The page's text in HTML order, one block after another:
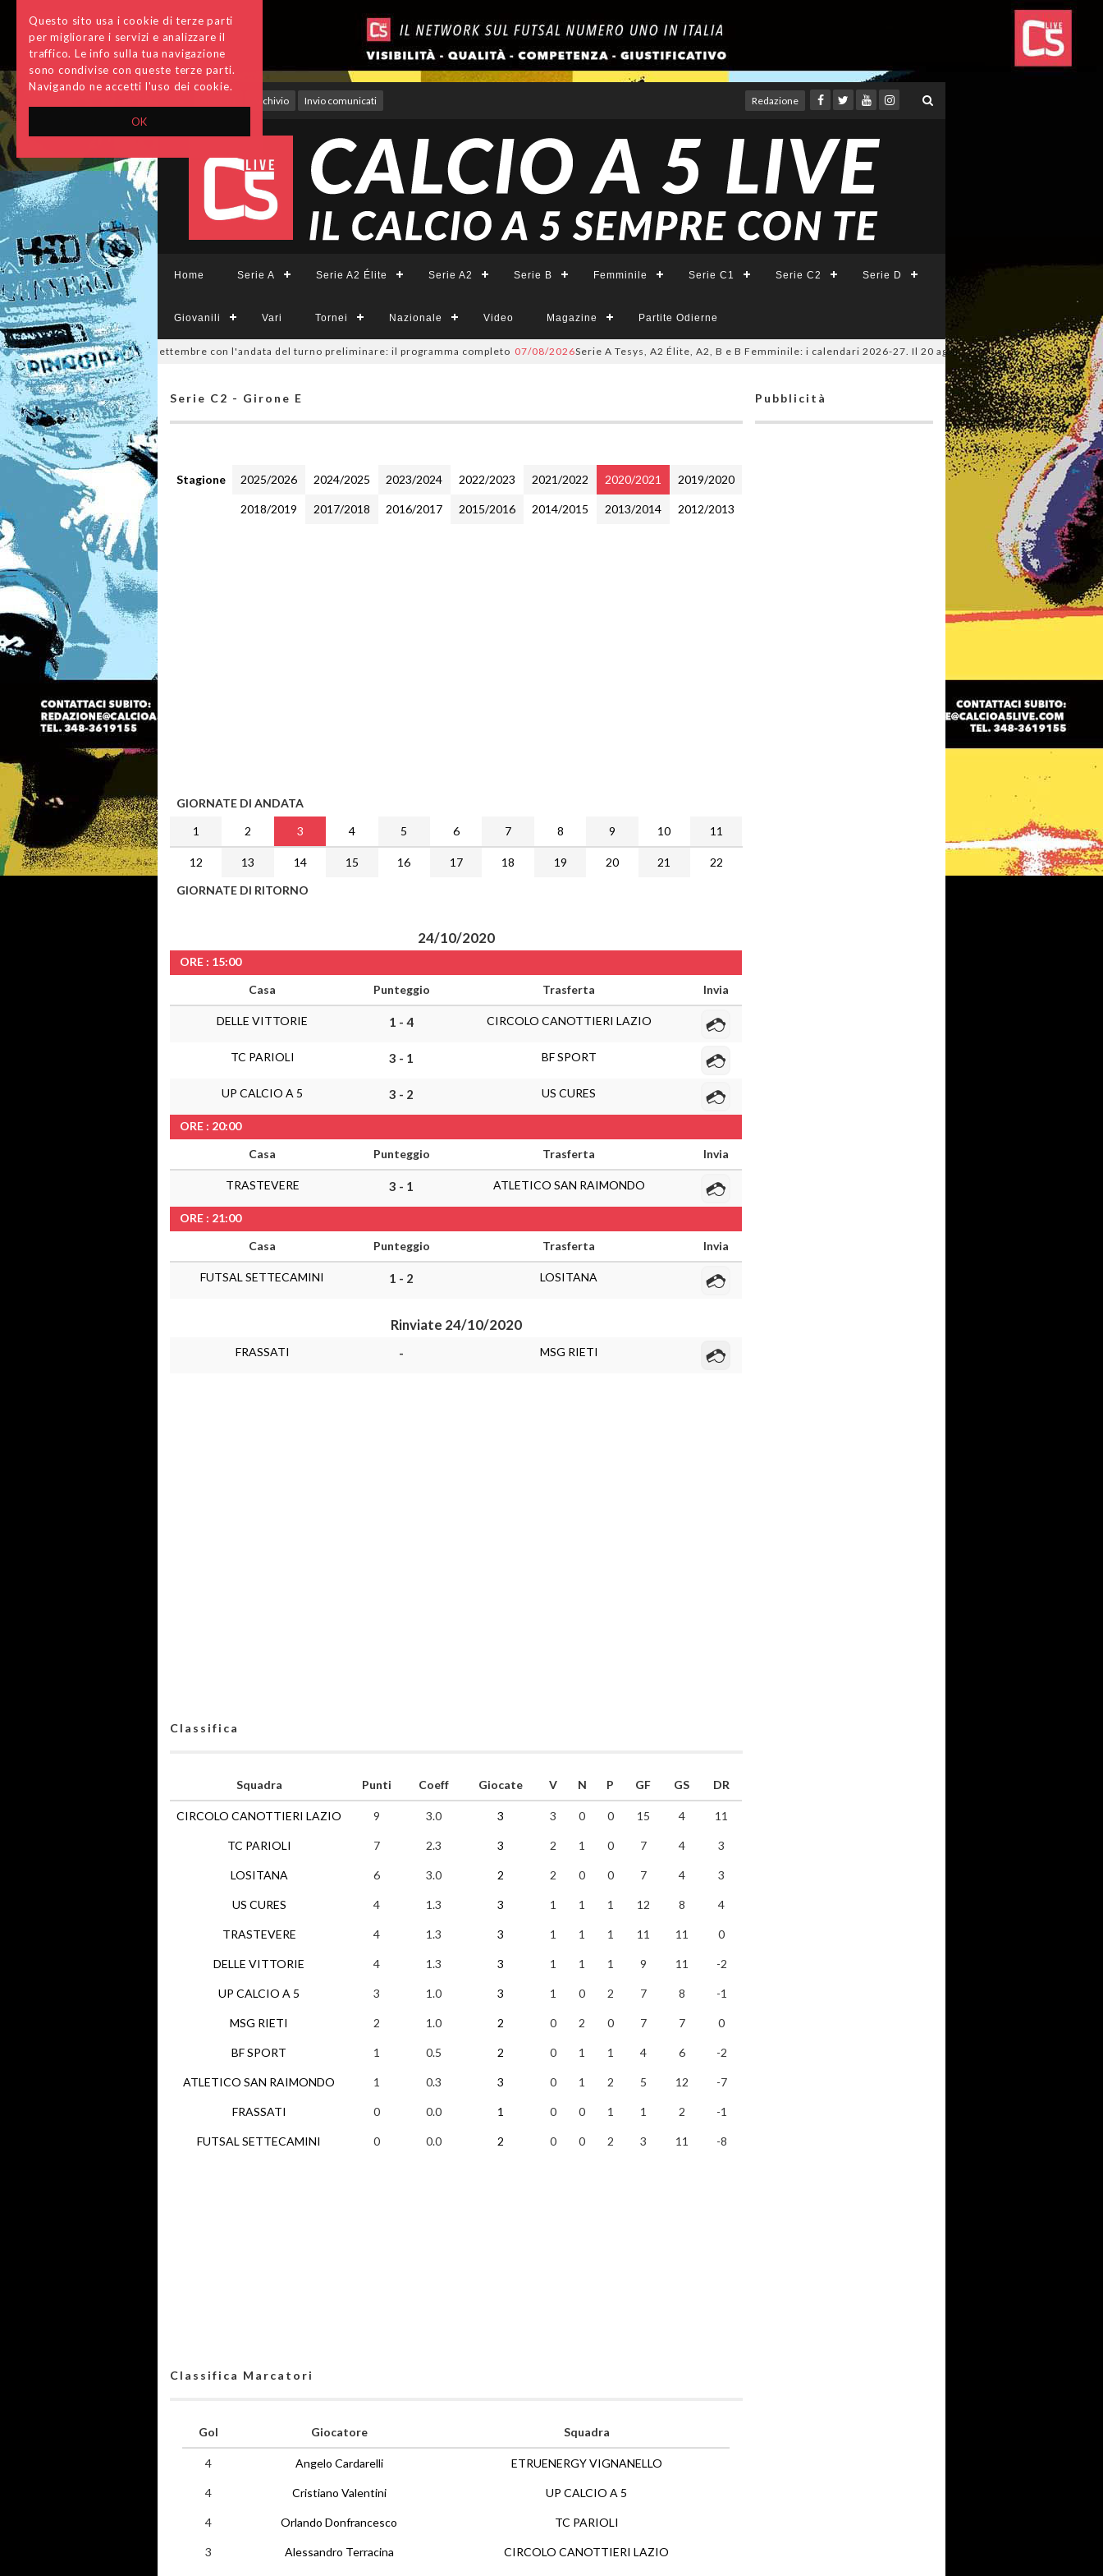
OK
Questo sito usa i cookie di terze parti
per migliorare i servizi e analizzare il
traffico. Le info sulla tua navigazione
sono condivise con queste terze parti.
Navigando ne accetti l'uso dei cookie.
Archivio Invio comunicati Redazione
Home Serie A Serie A2 Élite Serie A2 Serie B Femminile Serie C1 Serie C2 Serie D
Giovanili Vari Tornei Nazionale Video Magazine Partite Odierne
si parte il 19 settembre con l'andata del turno preliminare: il programma completo 07/08/2026Serie A Tesys, A2 Élite, A2, B e B Femminile: i calendari 2026-27. Il 20 agosto la presentazione della Serie A
Serie C2 - Girone E
Stagione 2025/2026 2024/2025 2023/2024 2022/2023 2021/2022 2020/2021 2019/2020
2018/2019 2017/2018 2016/2017 2015/2016 2014/2015 2013/2014 2012/2013
GIORNATE DI ANDATA
1
2 3 4 5 6 7 8 9 10 11
12 13 14 15 16 17 18 19 20 21
22
GIORNATE DI RITORNO
24/10/2020
ORE : 15:00
Casa
Punteggio Trasferta Invia
DELLE VITTORIE 1 - 4 CIRCOLO CANOTTIERI LAZIO
TC PARIOLI 3 - 1 BF SPORT
UP CALCIO A 5 3 - 2 US CURES
ORE : 20:00
Casa
Punteggio Trasferta Invia
TRASTEVERE 3 - 1 ATLETICO SAN RAIMONDO
ORE : 21:00
Casa
Punteggio Trasferta Invia
FUTSAL SETTECAMINI 1 - 2 LOSITANA
Rinviate 24/10/2020
FRASSATI - MSG RIETI
Classifica
Squadra
CIRCOLO CANOTTIERI LAZIO
TC PARIOLI
LOSITANA
US CURES
TRASTEVERE
DELLE VITTORIE
UP CALCIO A 5
MSG RIETI
BF SPORT
ATLETICO SAN RAIMONDO
FRASSATI
FUTSAL SETTECAMINI
Punti Coeff Giocate V N P GF GS DR
9 3.0 3 3 0 0 15 4 11
7 2.3 3 2 1 0 7 4 3
6 3.0 2 2 0 0 7 4 3
4 1.3 3 1 1 1 12 8 4
4 1.3 3 1 1 1 11 11 0
4 1.3 3 1 1 1 9 11 -2
3 1.0 3 1 0 2 7 8 -1
2 1.0 2 0 2 0 7 7 0
1 0.5 2 0 1 1 4 6 -2
1 0.3 3 0 1 2 5 12 -7
0 0.0 1 0 0 1 1 2 -1
0 0.0 2 0 0 2 3 11 -8
Classifica Marcatori
Gol Giocatore Squadra
4 Angelo Cardarelli ETRUENERGY VIGNANELLO
4 Cristiano Valentini UP CALCIO A 5
4 Orlando Donfrancesco TC PARIOLI
3 Alessandro Terracina CIRCOLO CANOTTIERI LAZIO
Pubblicità